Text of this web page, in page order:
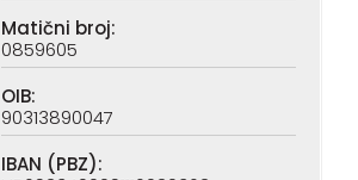
Matični broj:
0859605
OIB:
90313890047
IBAN (PBZ):